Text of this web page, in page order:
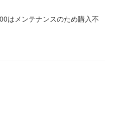
はメンテナンスのため購入不